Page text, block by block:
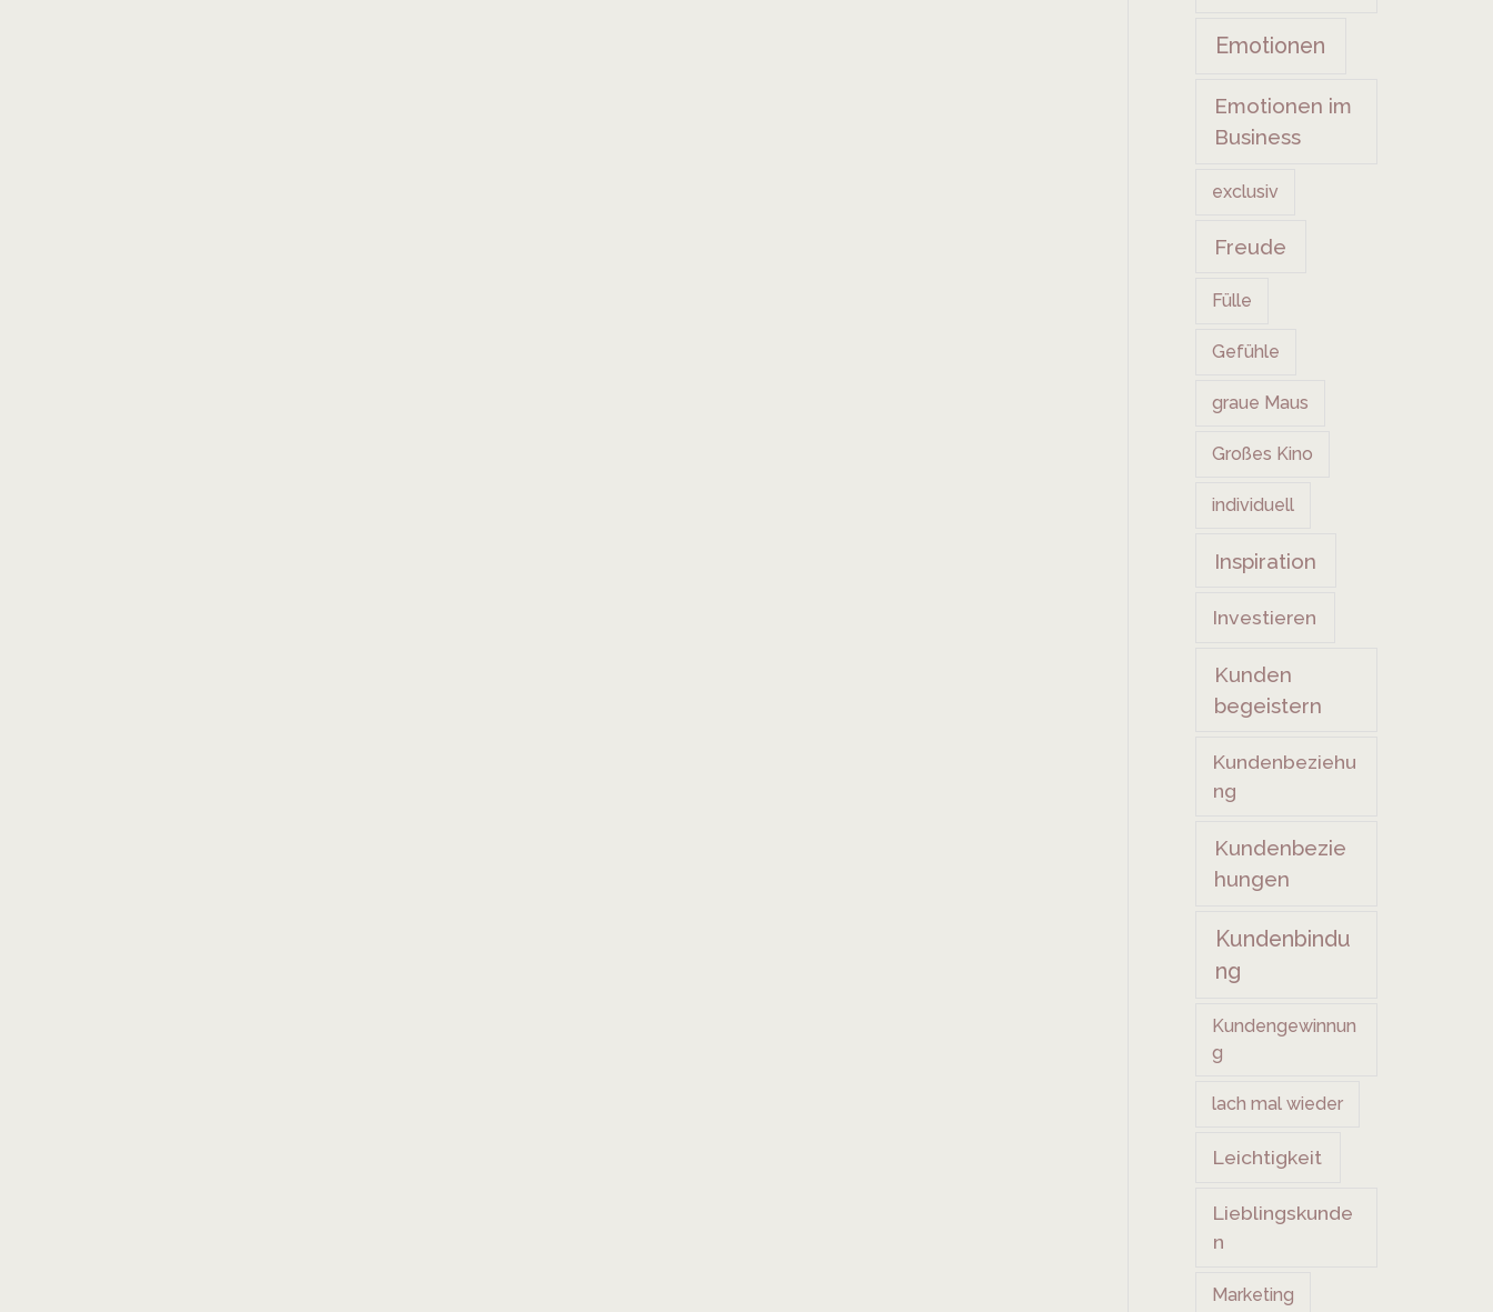
Emotionen
Emotionen im
Business
exclusiv
Freude
Fülle
Gefühle
graue Maus
Großes Kino
individuell
Inspiration
Investieren
Kunden
begeistern
Kundenbeziehu
ng
Kundenbezie
hungen
Kundenbindu
ng
Kundengewinnun
g
lach mal wieder
Leichtigkeit
Lieblingskunde
n
Marketing